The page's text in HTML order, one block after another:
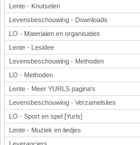
Lente - Knutselen
Levensbeschouwing - Downloads
LO - Materialen en organisaties
Lente - Lesidee
Levensbeschouwing - Methoden
LO - Methoden
Lente - Meer YURLS pagina's
Levensbeschouwing - Verzamelsites
LO - Sport en spel [Yurls]
Lente - Muziek en liedjes